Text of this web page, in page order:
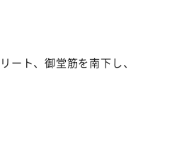
ート、御堂筋を南下し、